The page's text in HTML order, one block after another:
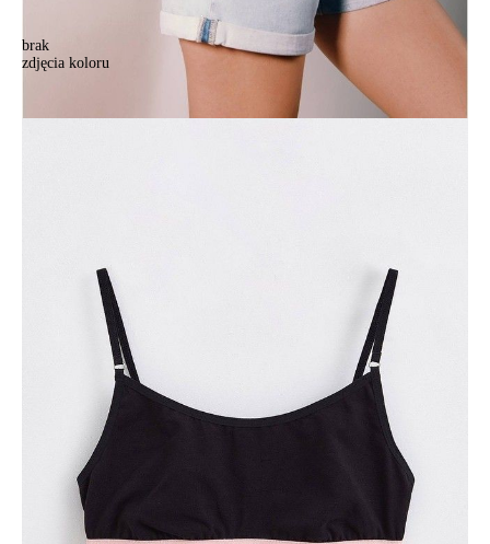
brak
zdjęcia koloru
Bustier CE ENERGY LBE 1290, r.170-84, czarny
Bustier CE ENERGY LBE 1290, r.170-84, czarny
46,90 zł
DODAJ DO KOSZYKA
Jak złożyć zamówienie
POWIADOM MNIE O DOSTĘPNOŚCI
ПОЛУЧИТЬ ПО EMAIL
darmowa od 99 zł